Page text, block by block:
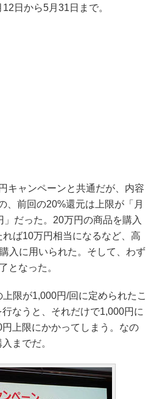
日から5月31日まで。
キャンペーンと共通だが、内容
、前回の20%還元は上限が「月
だった。20万円の商品を購入
ば10万円相当になるなど、高
入に用いられた。そして、わず
となった。
限が1,000円/回に定められたこ
なうと、それだけで1,000円に
上限にかかってしまう。なの
までだ。